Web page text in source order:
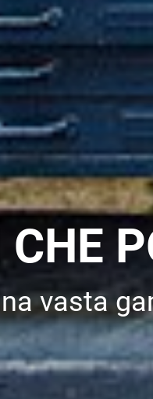
vasta